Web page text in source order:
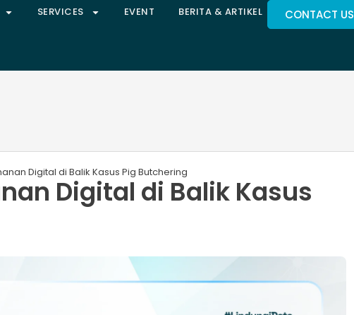
SERVICES EVENT BERITA & ARTIKEL CONTACT US
Digital di Balik Kasus Pig Butchering
Digital di Balik Kasus